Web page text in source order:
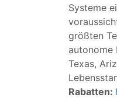
Systeme
größten
autonome
Texas,
Rabatten: